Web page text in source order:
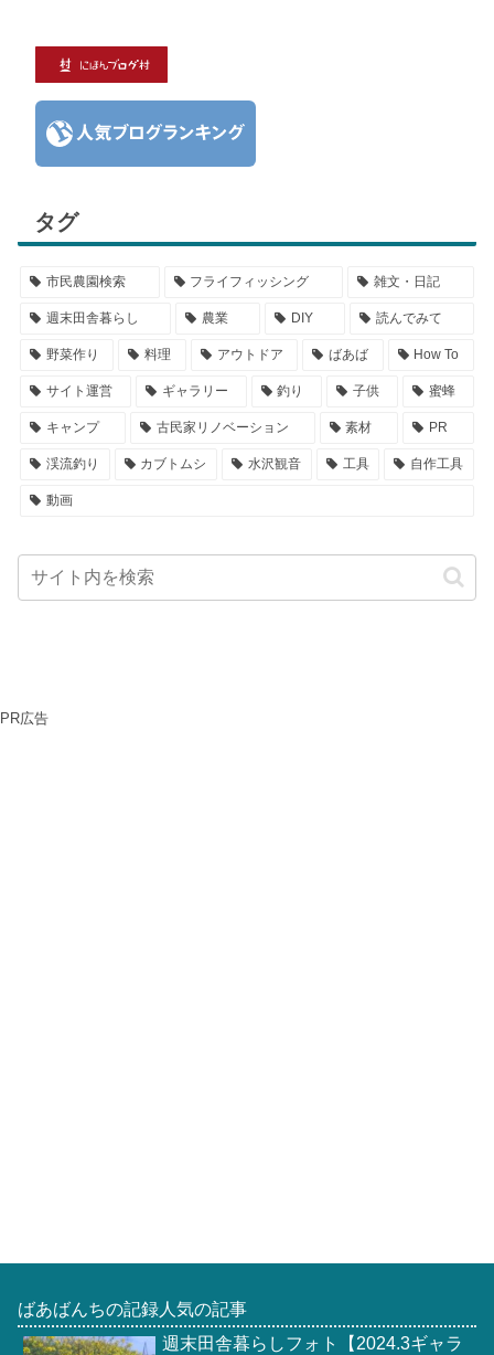
タグ
市民農園検索 フライフィッシング 雑文・日記
週末田舎暮らし 農業 DIY 読んでみて
野菜作り 料理 アウトドア ばあば How To
サイト運営 ギャラリー 釣り 子供 蜜蜂
キャンプ 古民家リノベーション 素材 PR
渓流釣り カブトムシ 水沢観音 工具 自作工具
動画
PR広告
ばあばんちの記録人気の記事
週末田舎暮らしフォト【2024.3ギャラ